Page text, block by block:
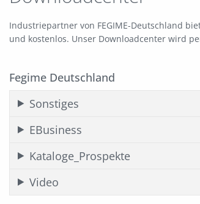
Industriepartner von FEGIME-Deutschland
und kostenlos. Unser Downloadcenter wird
Fegime Deutschland
Sonstiges
EBusiness
Kataloge_Prospekte
Video